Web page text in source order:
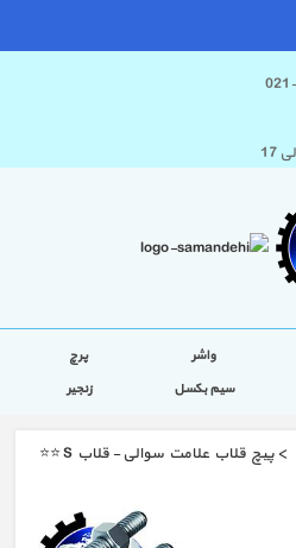
واشر
پرچ
سیم بکسل زنجیر
> پیچ قلاب علامت سوالی - قلاب S ⭐️⭐️